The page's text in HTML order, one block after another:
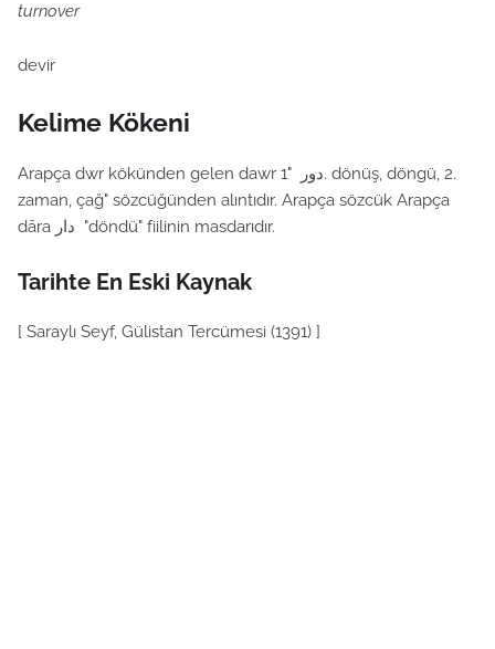
turnover
devir
Kelime Kökeni
Arapça dwr kökünden gelen dawr دور "1. dönüş, döngü, 2.
zaman, çağ" sözcüğünden alıntıdır. Arapça sözcük Arapça
dāra دار "döndü" fiilinin masdarıdır.
Tarihte En Eski Kaynak
[ Saraylı Seyf, Gülistan Tercümesi (1391) ]